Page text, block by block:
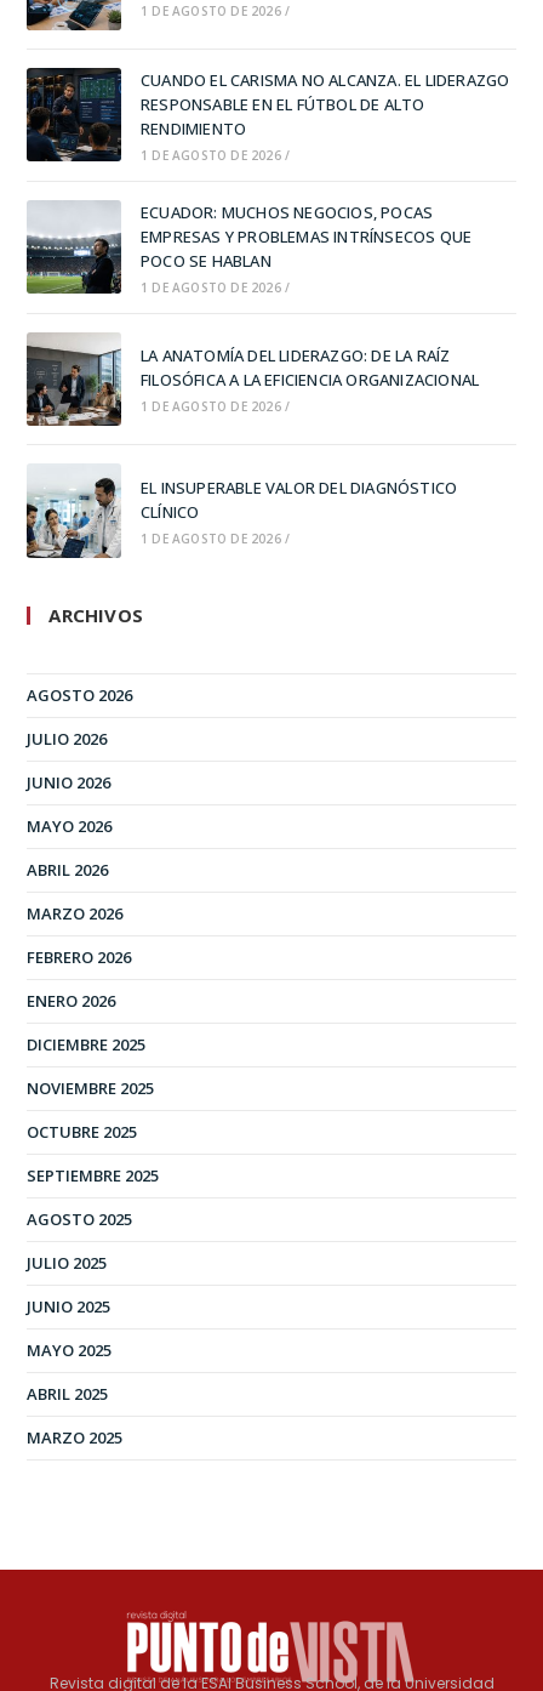
1 DE AGOSTO DE 2026 /
CUANDO EL CARISMA NO ALCANZA. EL LIDERAZGO
RESPONSABLE EN EL FÚTBOL DE ALTO
RENDIMIENTO
1 DE AGOSTO DE 2026 /
ECUADOR: MUCHOS NEGOCIOS, POCAS
EMPRESAS Y PROBLEMAS INTRÍNSECOS QUE
POCO SE HABLAN
1 DE AGOSTO DE 2026 /
LA ANATOMÍA DEL LIDERAZGO: DE LA RAÍZ
FILOSÓFICA A LA EFICIENCIA ORGANIZACIONAL
1 DE AGOSTO DE 2026 /
EL INSUPERABLE VALOR DEL DIAGNÓSTICO
CLÍNICO
1 DE AGOSTO DE 2026 /
ARCHIVOS
AGOSTO 2026
JULIO 2026
JUNIO 2026
MAYO 2026
ABRIL 2026
MARZO 2026
FEBRERO 2026
ENERO 2026
DICIEMBRE 2025
NOVIEMBRE 2025
OCTUBRE 2025
SEPTIEMBRE 2025
AGOSTO 2025
JULIO 2025
JUNIO 2025
MAYO 2025
ABRIL 2025
MARZO 2025
Revista digital de la ESAI Business School, de la Universidad